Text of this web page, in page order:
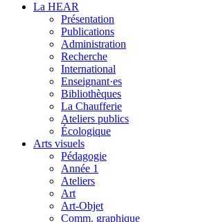
La HEAR
Présentation
Publications
Administration
Recherche
International
Enseignant·es
Bibliothèques
La Chaufferie
Ateliers publics
Écologique
Arts visuels
Pédagogie
Année 1
Ateliers
Art
Art-Objet
Comm. graphique